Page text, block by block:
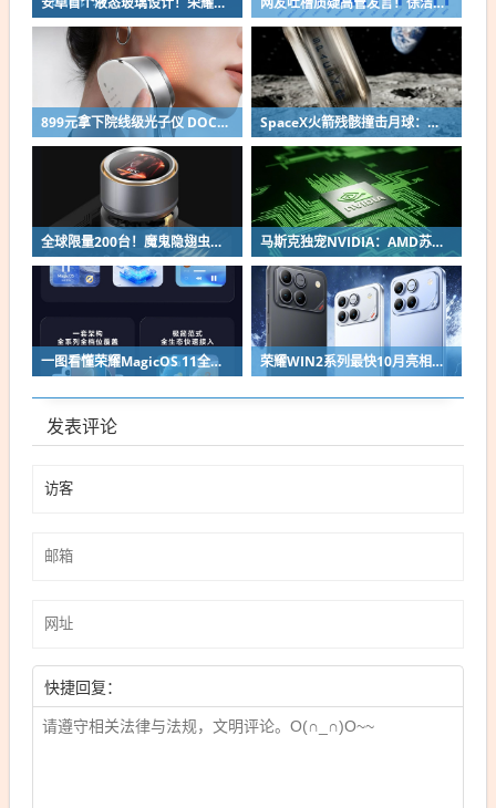
899元拿下院线级光子仪 DOCO童颜超光炮小米有品众筹上线 SpaceX火箭残骸撞击月球：留下直径约30米巨坑
全球限量200台！魔鬼隐翅虫欧米伽L36 Ultra液冷预售：可动冷头售2999元 马斯克独宠NVIDIA：AMD苏姿丰淡定回应
一图看懂荣耀MagicOS 11全新双架构：安卓底层重构 液态玻璃效果拉满 荣耀WIN2系列最快10月亮相：2nm芯片+万级电池组合同档唯一
发表评论
快捷回复：